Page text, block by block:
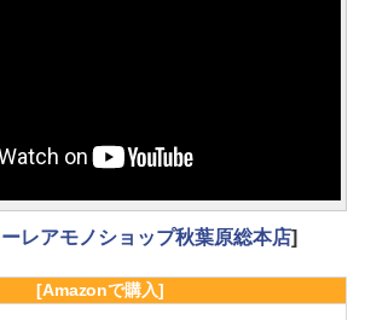
レアモノショップ秋葉原総本店]
[Amazonで購入]